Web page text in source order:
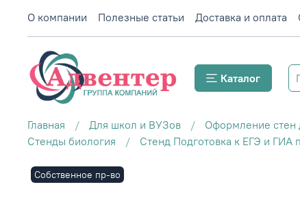
О компании Полезные статьи Доставка и оплата
Каталог
Главная Для школ и ВУЗов Оформление
Стенды биология
Стенд Подготовка к ЕГЭ и ГИА
Собственное пр-во